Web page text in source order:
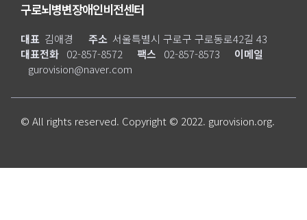
구로뇌병변장애인비전센터
대표 김애경 주소 서울특별시 구로구 구로동로42길 43
대표전화 02-857-8572 팩스 02-857-8573
이메일
gurovision@naver.com
© All rights reserved. Copyright © 2022. gurovision.org.